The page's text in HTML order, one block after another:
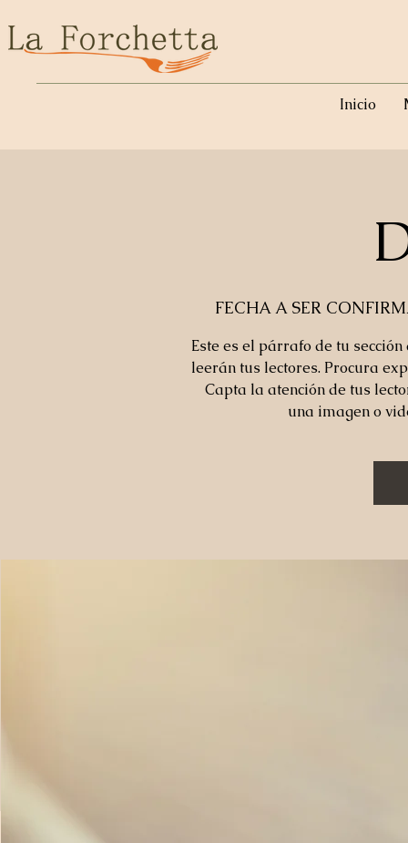
Inicio
FECHA A SER
Este es el párrafo de tu
leerán tus lectores. Procura
Capta la atención de tus
una imagen o